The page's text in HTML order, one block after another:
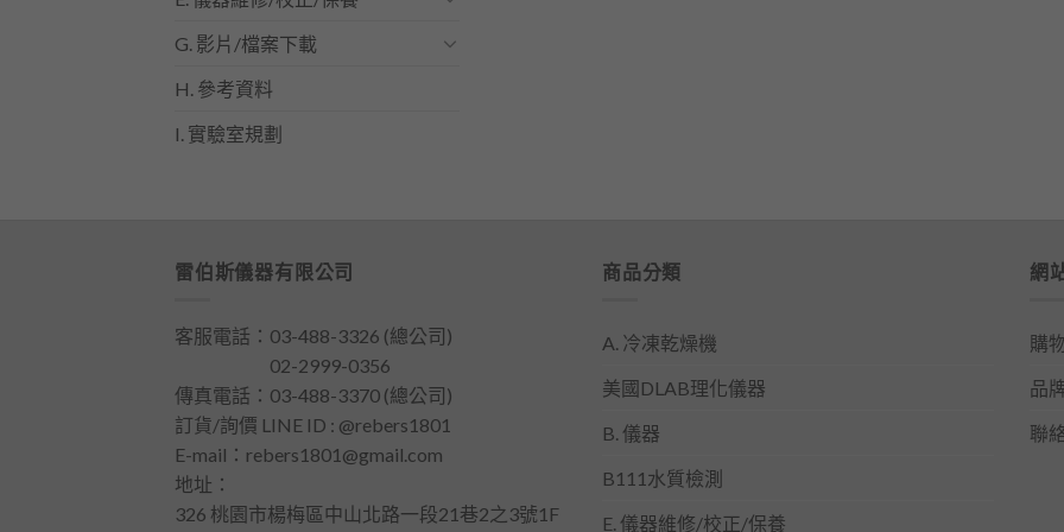
G. 影片/檔案下載
H. 參考資料
I. 實驗室規劃
雷伯斯儀器有限公司
客服電話： 03-488-3326 (總公司)
02-2999-0356
傳真電話：03-488-3370 (總公司)
訂貨/詢價 LINE ID : @rebers1801
E-mail： rebers1801@gmail.com
地址：
326 桃園市楊梅區中山北路一段21巷2之3號1F
商品分類
A. 冷凍乾燥機
美國DLAB理化儀器
B. 儀器
B111水質檢測
E. 儀器維修/校正/保養
網
購
品
聯